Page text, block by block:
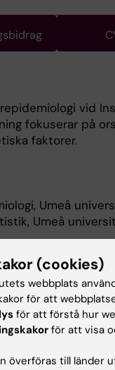
vid
fokuserar på
faktorer.
Umeå
Umeå
baseras
prostata- och
(cookies)
webbplats
för att
för att förstå hur
för att visa
överföras till länder